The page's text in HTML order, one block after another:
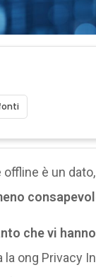
è un dato,
che vi
ong Privacy